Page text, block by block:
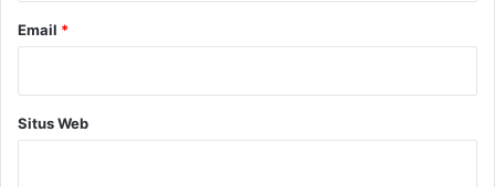
Email *
Situs Web